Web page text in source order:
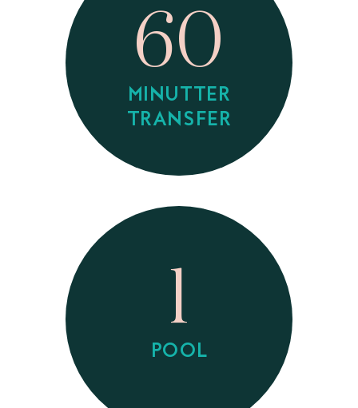
60
MINUTTER
TRANSFER
1
POOL